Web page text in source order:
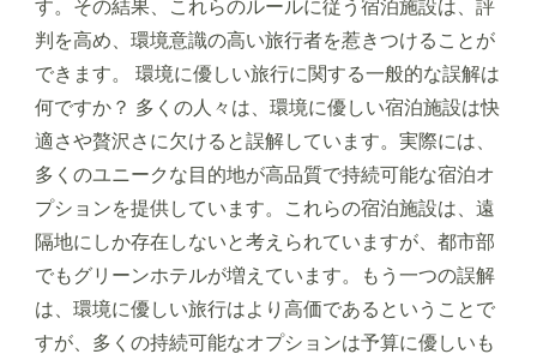
す。その結果、これらのルールに従う宿泊施設は、評
判を高め、環境意識の高い旅行者を惹きつけることが
できます。 環境に優しい旅行に関する一般的な誤解は
何ですか？ 多くの人々は、環境に優しい宿泊施設は快
適さや贅沢さに欠けると誤解しています。実際には、
多くのユニークな目的地が高品質で持続可能な宿泊オ
プションを提供しています。これらの宿泊施設は、遠
隔地にしか存在しないと考えられていますが、都市部
でもグリーンホテルが増えています。もう一つの誤解
は、環境に優しい旅行はより高価であるということで
すが、多くの持続可能なオプションは予算に優しいも